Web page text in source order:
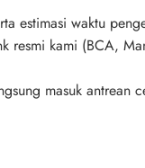
estimasi waktu
resmi kami (BCA,
masuk antrean